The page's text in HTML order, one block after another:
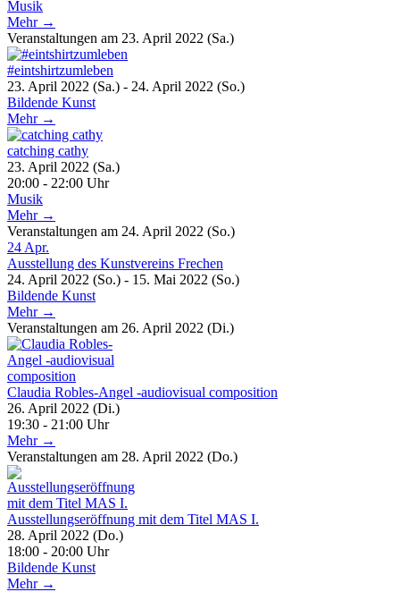
Musik
Mehr →
Veranstaltungen am 23. April 2022 (Sa.)
#eintshirtzumleben
23. April 2022 (Sa.) - 24. April 2022 (So.)
Bildende Kunst
Mehr →
catching cathy
23. April 2022 (Sa.)
20:00 - 22:00 Uhr
Musik
Mehr →
Veranstaltungen am 24. April 2022 (So.)
24 Apr.
Ausstellung des Kunstvereins Frechen
24. April 2022 (So.) - 15. Mai 2022 (So.)
Bildende Kunst
Mehr →
Veranstaltungen am 26. April 2022 (Di.)
Claudia Robles-Angel -audiovisual composition
26. April 2022 (Di.)
19:30 - 21:00 Uhr
Mehr →
Veranstaltungen am 28. April 2022 (Do.)
Ausstellungseröffnung mit dem Titel MAS I.
28. April 2022 (Do.)
18:00 - 20:00 Uhr
Bildende Kunst
Mehr →